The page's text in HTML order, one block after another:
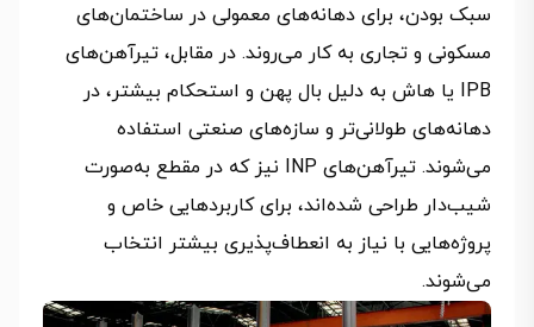
سبک بودن، برای دهانه‌های معمولی در ساختمان‌های
مسکونی و تجاری به کار می‌روند. در مقابل، تیرآهن‌های
IPB یا هاش به دلیل بال پهن و استحکام بیشتر، در
دهانه‌های طولانی‌تر و سازه‌های صنعتی استفاده
می‌شوند. تیرآهن‌های INP نیز که در مقطع به‌صورت
شیب‌دار طراحی شده‌اند، برای کاربردهایی خاص و
پروژه‌هایی با نیاز به انعطاف‌پذیری بیشتر انتخاب
می‌شوند.